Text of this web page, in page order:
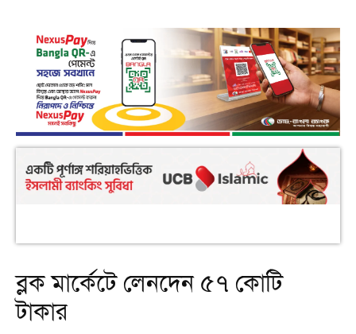
ব্লক মার্কেটে লেনদেন ৫৭ কোটি
টাকার